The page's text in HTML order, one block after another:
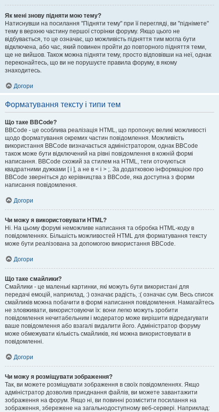
Як мені знову підняти мою тему?
Натиснувши на посилання "Підняти тему" при її перегляді, ви "піднімете"
тему в верхню частину першої сторінки форуму. Якщо цього не
відбувається, то це означає, що можливість підняття тим могла бути
відключена, або час, який повинен пройти до повторного підняття теми,
ще не вийшов. Також можна підняти тему, просто відповівши на неї, однак
переконайтесь, що ви не порушуєте правила форуму, в якому
знаходитесь.
Догори
Форматування тексту і типи тем
Що таке BBCode?
BBCode - це особлива реалізація HTML, що пропонує великі можливості
щодо форматування окремих частин повідомлення. Можливість
використання BBCode визначається адміністратором, однак BBCode
також може бути відключений на рівні повідомлення в кожній формі
написання. BBCode схожий за стилем на HTML, теги оточуються
квадратними дужками [ і ], а не в < і > ;. За додатковою інформацією про
BBCode зверніться до керівництва з BBCode, яка доступна з форми
написання повідомлення.
Догори
Чи можу я використовувати HTML?
Ні. На цьому форумі неможливе написання та обробка HTML-коду в
повідомленнях. Більшість можливостей HTML для форматування тексту
може бути реалізована за допомогою використання BBCode.
Догори
Що таке смайлики?
Смайлики - це маленькі картинки, які можуть бути використані для
передачі емоцій, наприклад, :) означає радість, :( означає сум. Весь список
смайликів можна побачити в формі написання повідомлення. Намагайтесь
не зловживати, використовуючи їх: вони легко можуть зробити
повідомлення нечитабельним і модератор може вирішити відредагувати
ваше повідомлення або взагалі видалити його. Адміністратор форуму
може обмежувати кількість смайликів, які можна використовувати в
повідомленні.
Догори
Чи можу я розміщувати зображення?
Так, ви можете розміщувати зображення в своїх повідомленнях. Якщо
адміністратор дозволив приєднання файлів, ви можете завантажити
зображення на форум. Якщо ні, ви повинні розмістити посилання на
зображення, збережене на загальнодоступному веб-сервері. Наприклад: